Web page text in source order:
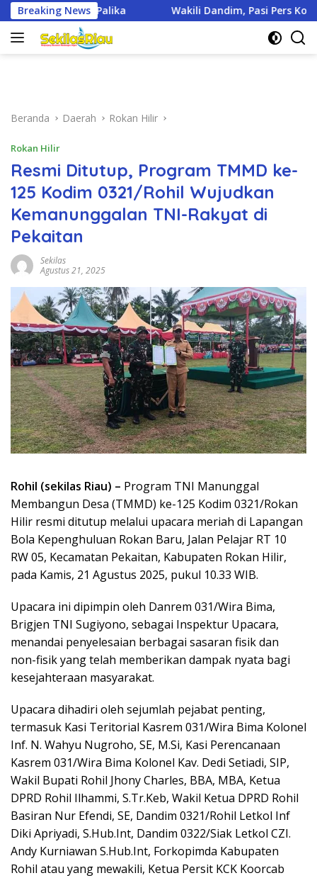
Langsung
ke
konten
Breaking News
Dandim, Pasi Pers Kodim 0321/Rohil Hadiri Upacara
Beranda Daerah Rokan Hilir
Rokan Hilir
Resmi Ditutup, Program TMMD ke-
125 Kodim 0321/Rohil Wujudkan
Kemanunggalan TNI-Rakyat di
Pekaitan
Sekilas
Agustus 21, 2025
Rohil (sekilas Riau) – Program TNI Manunggal
Membangun Desa (TMMD) ke-125 Kodim 0321/Rokan
Hilir resmi ditutup melalui upacara meriah di Lapangan
Bola Kepenghuluan Rokan Baru, Jalan Pelajar RT 10
RW 05, Kecamatan Pekaitan, Kabupaten Rokan Hilir,
pada Kamis, 21 Agustus 2025, pukul 10.33 WIB.
Upacara ini dipimpin oleh Danrem 031/Wira Bima,
Brigjen TNI Sugiyono, sebagai Inspektur Upacara,
menandai penyelesaian berbagai sasaran fisik dan
non-fisik yang telah memberikan dampak nyata bagi
kesejahteraan masyarakat.
Upacara dihadiri oleh sejumlah pejabat penting,
termasuk Kasi Teritorial Kasrem 031/Wira Bima Kolonel
Inf. N. Wahyu Nugroho, SE, M.Si, Kasi Perencanaan
Kasrem 031/Wira Bima Kolonel Kav. Dedi Setiadi, SIP,
Wakil Bupati Rohil Jhony Charles, BBA, MBA, Ketua
DPRD Rohil Ilhammi, S.Tr.Keb, Wakil Ketua DPRD Rohil
Basiran Nur Efendi, SE, Dandim 0321/Rohil Letkol Inf
Diki Apriyadi, S.Hub.Int, Dandim 0322/Siak Letkol CZI.
Andy Kurniawan S.Hub.Int, Forkopimda Kabupaten
Rohil atau yang mewakili, Ketua Persit KCK Koorcab